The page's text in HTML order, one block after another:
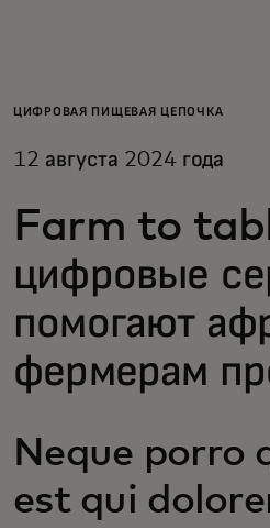
Для бизнеса
Для новаторов
Новости и тренды
ЦИФРОВАЯ ПИЩЕВАЯ ЦЕПОЧКА
12 августа 2024 года
Farm to
цифровые
помогают
фермерам
Neque porro
est qui